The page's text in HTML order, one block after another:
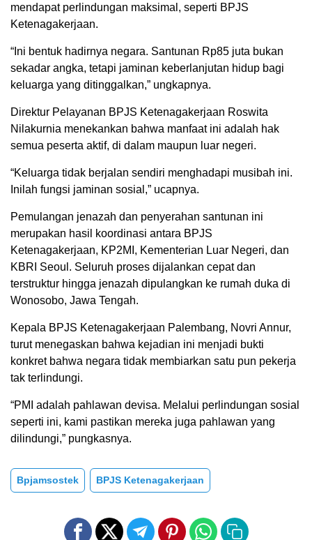
mendapat perlindungan maksimal, seperti BPJS
Ketenagakerjaan.
“Ini bentuk hadirnya negara. Santunan Rp85 juta bukan
sekadar angka, tetapi jaminan keberlanjutan hidup bagi
keluarga yang ditinggalkan,” ungkapnya.
Direktur Pelayanan BPJS Ketenagakerjaan Roswita
Nilakurnia menekankan bahwa manfaat ini adalah hak
semua peserta aktif, di dalam maupun luar negeri.
“Keluarga tidak berjalan sendiri menghadapi musibah ini.
Inilah fungsi jaminan sosial,” ucapnya.
Pemulangan jenazah dan penyerahan santunan ini
merupakan hasil koordinasi antara BPJS
Ketenagakerjaan, KP2MI, Kementerian Luar Negeri, dan
KBRI Seoul. Seluruh proses dijalankan cepat dan
terstruktur hingga jenazah dipulangkan ke rumah duka di
Wonosobo, Jawa Tengah.
Kepala BPJS Ketenagakerjaan Palembang, Novri Annur,
turut menegaskan bahwa kejadian ini menjadi bukti
konkret bahwa negara tidak membiarkan satu pun pekerja
tak terlindungi.
“PMI adalah pahlawan devisa. Melalui perlindungan sosial
seperti ini, kami pastikan mereka juga pahlawan yang
dilindungi,” pungkasnya.
Bpjamsostek BPJS Ketenagakerjaan